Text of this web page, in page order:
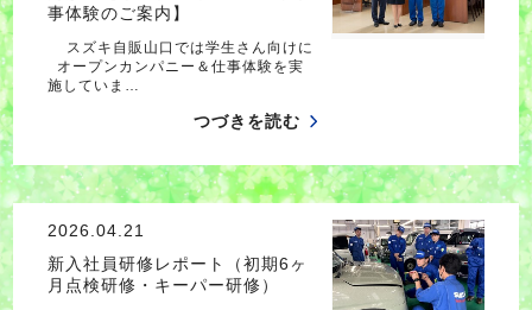
事体験のご案内】
スズキ自販山口では学生さん向けに
オープンカンパニー＆仕事体験を実
施していま…
つづきを読む
2026.04.21
新入社員研修レポート（初期6ヶ
月点検研修・キーパー研修）